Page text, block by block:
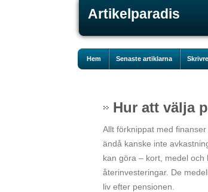
Artikelparadis
Hem Senaste artiklarna
Hur att välja
Allt förknippat med
ändå kanske inte
kan göra – kort, medel
återinvesteringar. De
liv efter pensionen.